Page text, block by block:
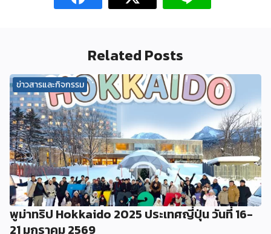
Related Posts
ข่าวสารและกิจกรรม
พูม่าทริป Hokkaido 2025 ประเทศญี่ปุ่น วันที่ 16-
21 มกราคม 2569